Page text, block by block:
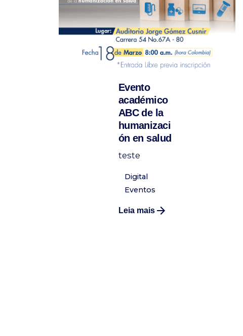
Evento
académico
ABC de la
humanizaci
ón en salud
teste
Digital
Eventos
Leia mais